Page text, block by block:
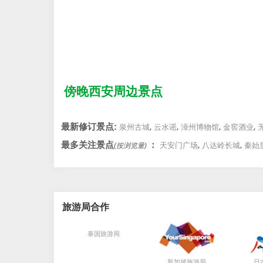
傍晚西安周边景点
最新修订景点: 泉州古城, 云水谣, 漳州博物馆, 金窖酒业,
最多关注景点(按浏览量) ： 天安门广场, 八达岭长城, 秦始
旅游局合作
局